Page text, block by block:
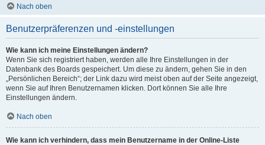
Nach oben
Benutzerpräferenzen und -einstellungen
Wie kann ich meine Einstellungen ändern?
Wenn Sie sich registriert haben, werden alle Ihre Einstellungen in der
Datenbank des Boards gespeichert. Um diese zu ändern, gehen Sie in den
„Persönlichen Bereich“; der Link dazu wird meist oben auf der Seite angezeigt,
wenn Sie auf Ihren Benutzernamen klicken. Dort können Sie alle Ihre
Einstellungen ändern.
Nach oben
Wie kann ich verhindern, dass mein Benutzername in der Online-Liste